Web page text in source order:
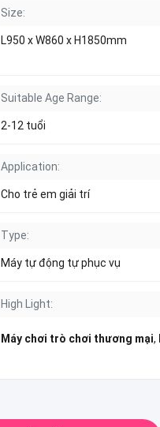
Size:
L950 x W860 x H1850mm
Suitable Age Range:
2-12 tuổi
Application:
Cho trẻ em giải trí
Type:
Máy tự động tự phục vụ
High Light:
Máy chơi trò chơi thương mại,